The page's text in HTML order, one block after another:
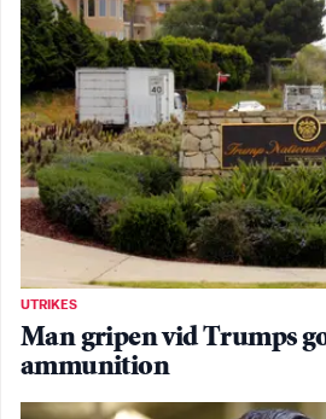
UTRIKES
Man gripen vid Trumps
ammunition